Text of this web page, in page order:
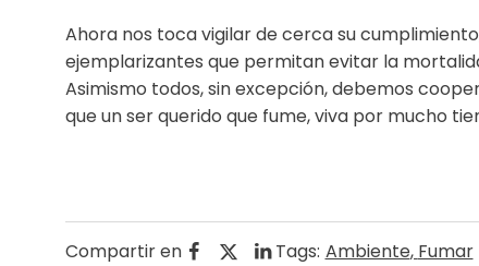
Ahora nos toca vigilar de cerca su
ejemplarizantes que permitan evitar la
Asimismo todos, sin excepción, debemos
que un ser querido que fume, viva por mucho
Compartir en Tags: Ambiente, Fumar